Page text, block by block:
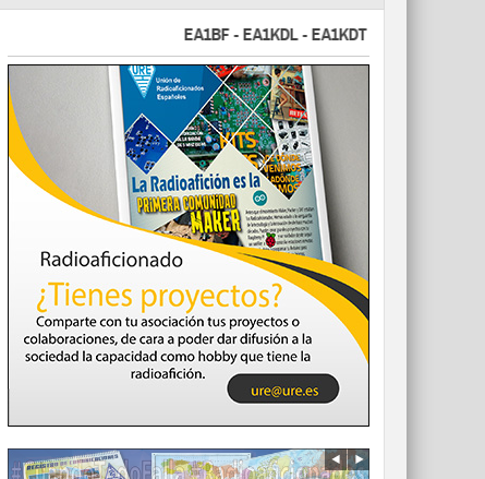
EA1BF - EA1KDL - EA1KDT - EA2FBJ - EA2FJU